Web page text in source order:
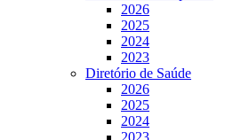
2026
2025
2024
2023
Diretório de Saúde
2026
2025
2024
2023